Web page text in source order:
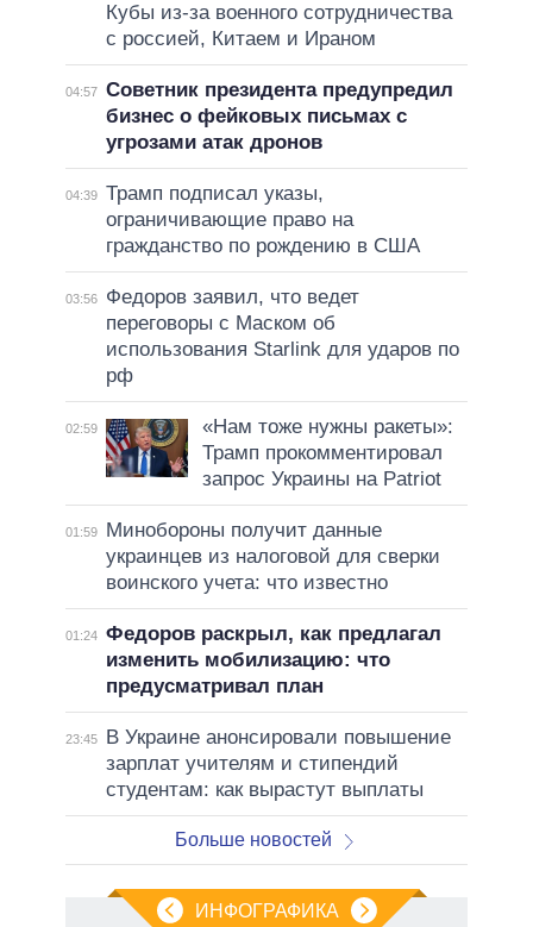
Кубы из-за военного сотрудничества
с россией, Китаем и Ираном
04:57 Советник президента предупредил
бизнес о фейковых письмах с
угрозами атак дронов
04:39 Трамп подписал указы,
ограничивающие право на
гражданство по рождению в США
03:56
Федоров заявил, что ведет
переговоры с Маском об
использования Starlink для ударов по
рф
02:59
«Нам тоже нужны ракеты»:
Трамп прокомментировал
запрос Украины на Patriot
01:59
Минобороны получит данные
украинцев из налоговой для сверки
воинского учета: что известно
01:24 Федоров раскрыл, как предлагал
изменить мобилизацию: что
предусматривал план
23:45
В Украине анонсировали повышение
зарплат учителям и стипендий
студентам: как вырастут выплаты
Больше новостей
ИНФОГРАФИКА